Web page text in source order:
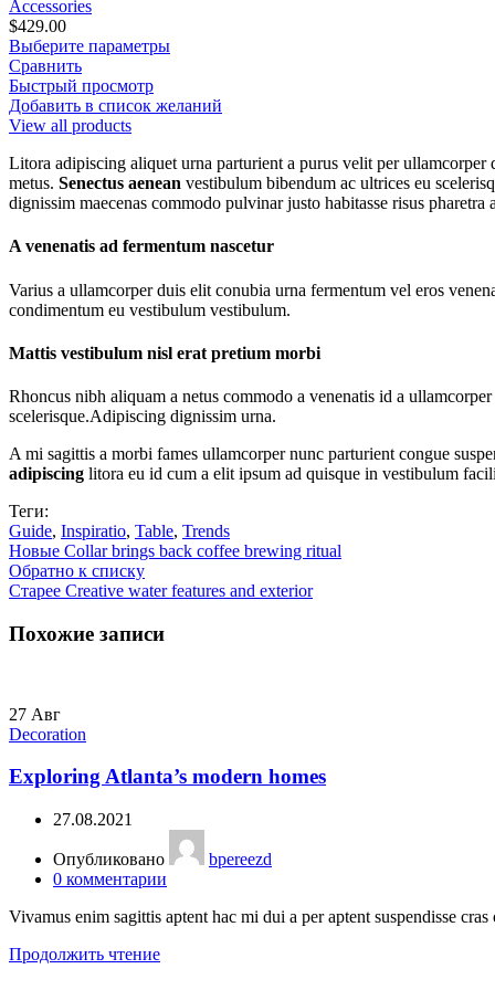
Accessories
$429.00
Выберите параметры
Сравнить
Быстрый просмотр
Добавить в список желаний
View all products
Litora adipiscing aliquet urna parturient a purus velit per
metus. Senectus aenean vestibulum bibendum ac ultrices eu
dignissim maecenas commodo pulvinar justo habitasse risus pharetra
A venenatis ad fermentum nascetur
Varius a ullamcorper duis elit conubia urna fermentum vel eros
condimentum eu vestibulum vestibulum.
Mattis vestibulum nisl erat pretium morbi
Rhoncus nibh aliquam a netus commodo a venenatis id a
scelerisque.Adipiscing dignissim urna.
A mi sagittis a morbi fames ullamcorper nunc parturient congue
adipiscing litora eu id cum a elit ipsum ad quisque in vestibulum
Теги:
Guide, Inspiratio, Table, Trends
Новые Collar brings back coffee brewing ritual
Обратно к списку
Старее Creative water features and exterior
Похожие записи
27 Авг
Decoration
Exploring Atlanta’s modern homes
27.08.2021
Опубликовано
bpereezd
0 комментарии
Vivamus enim sagittis aptent hac mi dui a per aptent suspendisse
Продолжить чтение